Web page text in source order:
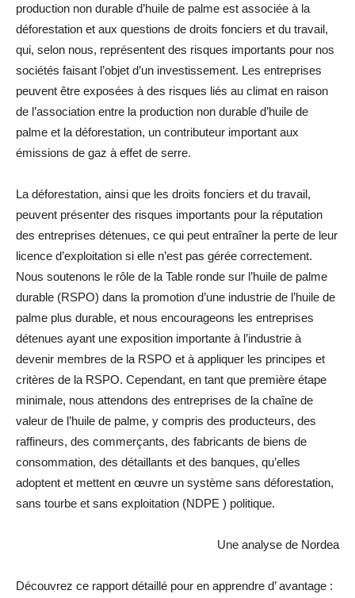
production non durable d’huile de palme est associée à la
déforestation et aux questions de droits fonciers et du travail,
qui, selon nous, représentent des risques importants pour nos
sociétés faisant l’objet d’un investissement. Les entreprises
peuvent être exposées à des risques liés au climat en raison
de l’association entre la production non durable d’huile de
palme et la déforestation, un contributeur important aux
émissions de gaz à effet de serre.
La déforestation, ainsi que les droits fonciers et du travail,
peuvent présenter des risques importants pour la réputation
des entreprises détenues, ce qui peut entraîner la perte de leur
licence d’exploitation si elle n’est pas gérée correctement.
Nous soutenons le rôle de la Table ronde sur l’huile de palme
durable (RSPO) dans la promotion d’une industrie de l’huile de
palme plus durable, et nous encourageons les entreprises
détenues ayant une exposition importante à l’industrie à
devenir membres de la RSPO et à appliquer les principes et
critères de la RSPO. Cependant, en tant que première étape
minimale, nous attendons des entreprises de la chaîne de
valeur de l’huile de palme, y compris des producteurs, des
raffineurs, des commerçants, des fabricants de biens de
consommation, des détaillants et des banques, qu’elles
adoptent et mettent en œuvre un système sans déforestation,
sans tourbe et sans exploitation (NDPE ) politique.
Une analyse de Nordea
Découvrez ce rapport détaillé pour en apprendre d’ avantage :